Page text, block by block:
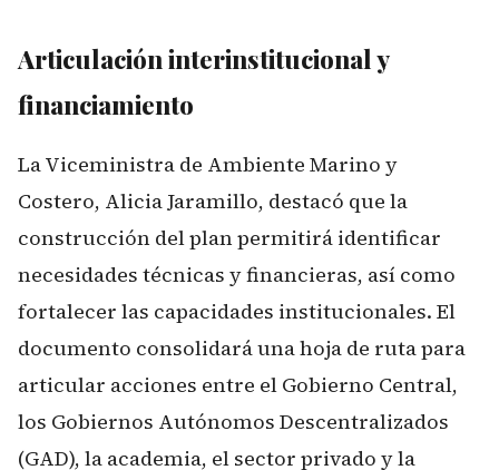
Articulación interinstitucional y
financiamiento
La Viceministra de Ambiente Marino y
Costero, Alicia Jaramillo, destacó que la
construcción del plan permitirá identificar
necesidades técnicas y financieras, así como
fortalecer las capacidades institucionales. El
documento consolidará una hoja de ruta para
articular acciones entre el Gobierno Central,
los Gobiernos Autónomos Descentralizados
(GAD), la academia, el sector privado y la